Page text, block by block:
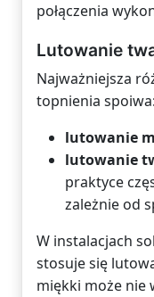
połączenia
Lutowanie
Najważniejsza
topnienia spoiwa:
lutowanie
lutowanie
praktyce
zależnie od
W instalacjach
stosuje się
miękki może nie